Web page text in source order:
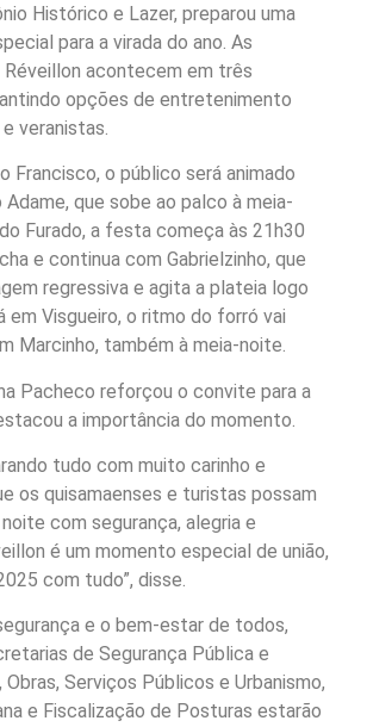
Histórico e Lazer, preparou uma
para a virada do ano. As
acontecem em três
opções de entretenimento
veranistas.
Francisco, o público será animado
que sobe ao palco à meia-
Furado, a festa começa às 21h30
e continua com Gabrielzinho, que
regressiva e agita a plateia logo
em Visgueiro, o ritmo do forró vai
Marcinho, também à meia-noite.
Pacheco reforçou o convite para a
a importância do momento.
tudo com muito carinho e
os quisamaenses e turistas possam
com segurança, alegria e
é um momento especial de união,
com tudo”, disse.
e o bem-estar de todos,
de Segurança Pública e
Obras, Serviços Públicos e Urbanismo,
e Fiscalização de Posturas estarão